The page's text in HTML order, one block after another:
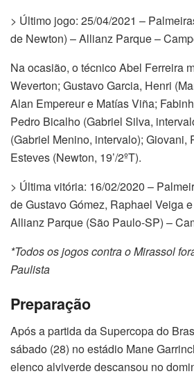
> Último jogo: 25/04/2021 –
de Newton) – Allianz Parque –
Na ocasião, o técnico Abel Ferreira
Weverton; Gustavo Garcia, Henri
Alan Empereur e Matías Viña;
Pedro Bicalho (Gabriel Silva,
(Gabriel Menino, intervalo); Giovani,
Esteves (Newton, 19’/2ºT).
> Última vitória: 16/02/2020 –
de Gustavo Gómez, Raphael Veiga
Allianz Parque (São Paulo-SP) –
*Todos os jogos contra o Mirassol
Paulista
Preparação
Após a partida da Supercopa do
sábado (28) no estádio Mane
elenco alviverde descansou no